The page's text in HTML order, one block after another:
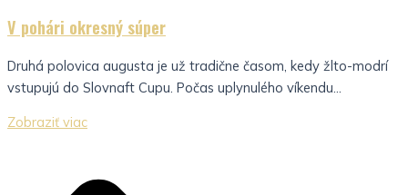
V pohári okresný súper
Druhá polovica augusta je už tradične časom, kedy žlto-modrí
vstupujú do Slovnaft Cupu. Počas uplynulého víkendu...
Zobraziť viac